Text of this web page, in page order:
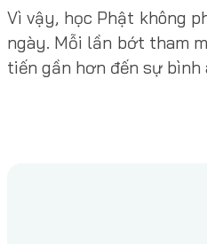
Vì vậy, học Phật không
ngày. Mỗi lần bớt tham
tiến gần hơn đến sự